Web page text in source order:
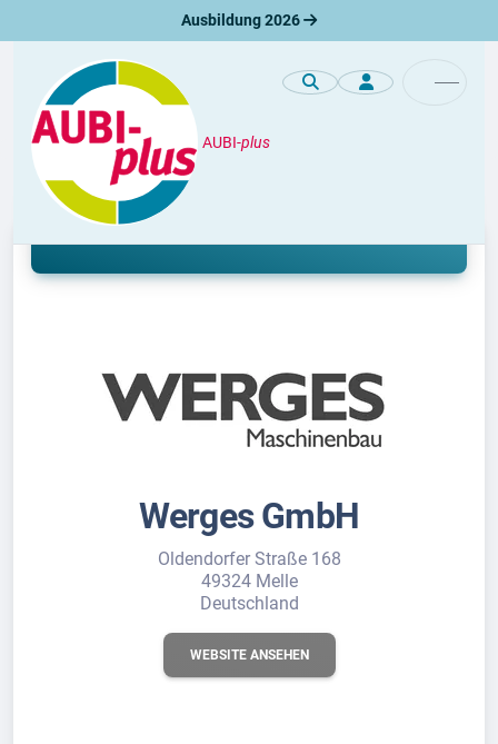
Ausbildung 2026
AUBI-plus
Unternehmen
Ausbildung bei Werges GmbH
Werges GmbH
Oldendorfer Straße 168
49324 Melle
Deutschland
WEBSITE ANSEHEN